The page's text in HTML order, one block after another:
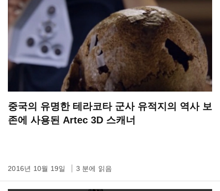
중국의 유명한 테라코타 군사 유적지의 역사 보
존에 사용된 Artec 3D 스캐너
2016년 10월 19일 3 분에 읽음